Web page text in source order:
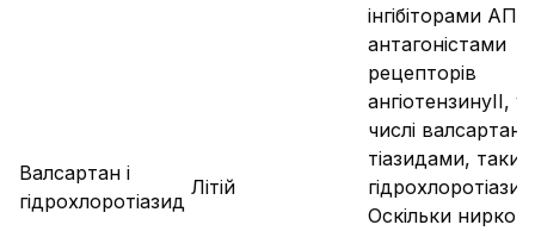
Валсартан і
гідрохлоротіазид
Літій
інгібіторами
антагоністами
рецепторів
ангіотензинуII, у
числі
тіазидами,
Оскільки